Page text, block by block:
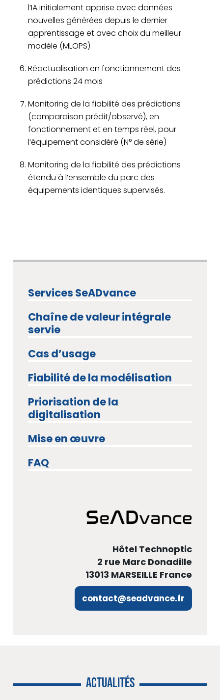
l’IA initialement apprise avec données
nouvelles générées depuis le dernier
apprentissage et avec choix du meilleur
modèle (MLOPS)
Réactualisation en fonctionnement des
prédictions 24 mois
Monitoring de la fiabilité des prédictions
(comparaison prédit/observé), en
fonctionnement et en temps réel, pour
l’équipement considéré (N° de série)
Monitoring de la fiabilité des prédictions
étendu à l’ensemble du parc des
équipements identiques supervisés.
Services SeADvance
Chaîne de valeur intégrale
servie
Cas d’usage
Fiabilité de la modélisation
Priorisation de la
digitalisation
Mise en œuvre
FAQ
Hôtel Technoptic
2 rue Marc Donadille
13013 MARSEILLE France
contact@seadvance.fr
ACTUALITÉS